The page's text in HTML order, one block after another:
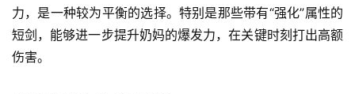
力，是一种较为平衡的选择。特别是那些带有“强化”属性的
短剑，能够进一步提升奶妈的爆发力，在关键时刻打出高额
伤害。